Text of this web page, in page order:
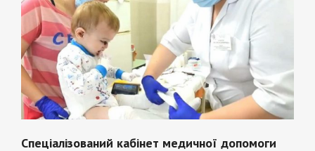
Спеціалізований кабінет медичної допомоги